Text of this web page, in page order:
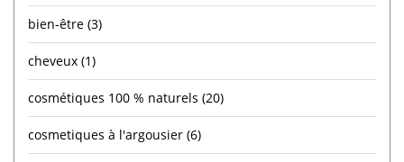
bien-être (3)
cheveux (1)
cosmétiques 100 % naturels (20)
cosmetiques à l'argousier (6)